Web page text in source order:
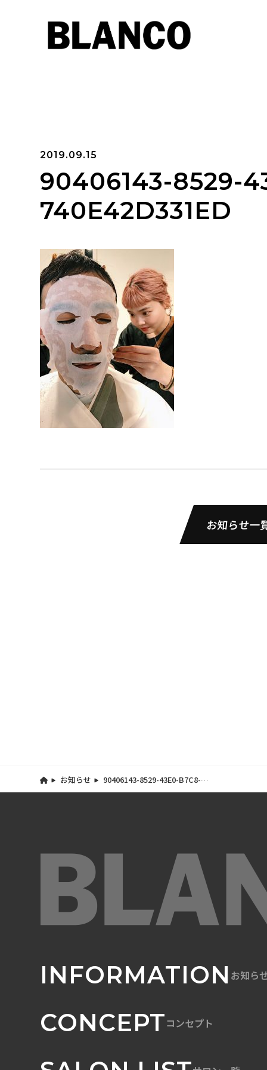
2019.09.15
90406143-8529-
740E42D331ED
お知らせ一
お知らせ
90406143-8529-43E0-B7C8-
740E42D331ED
INFORMATION お知ら
CONCEPTコンセプト